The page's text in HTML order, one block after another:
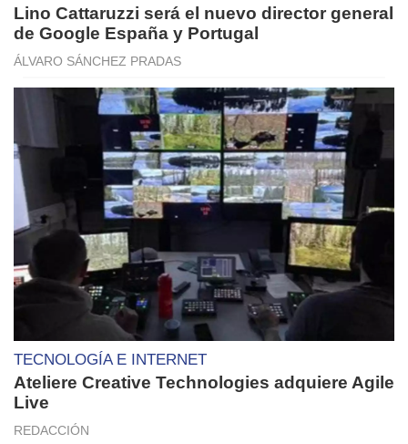
Lino Cattaruzzi será el nuevo director general
de Google España y Portugal
ÁLVARO SÁNCHEZ PRADAS
TECNOLOGÍA E INTERNET
Ateliere Creative Technologies adquiere Agile
Live
REDACCIÓN